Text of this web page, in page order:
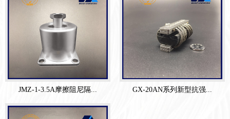
JMZ-1-3.5A摩擦阻尼隔... GX-20AN系列新型抗强...